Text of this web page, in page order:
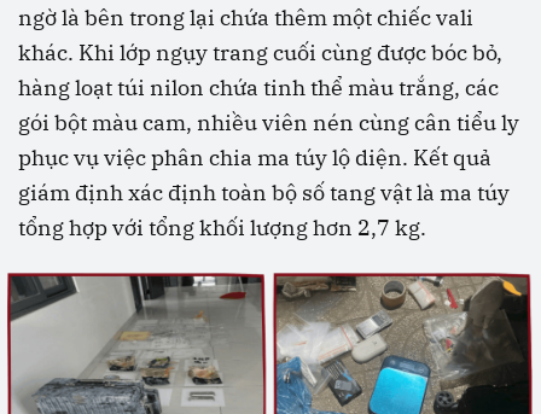
ngờ là bên trong lại chứa thêm một chiếc vali
khác. Khi lớp ngụy trang cuối cùng được bóc bỏ,
hàng loạt túi nilon chứa tinh thể màu trắng, các
gói bột màu cam, nhiều viên nén cùng cân tiểu ly
phục vụ việc phân chia ma túy lộ diện. Kết quả
giám định xác định toàn bộ số tang vật là ma túy
tổng hợp với tổng khối lượng hơn 2,7 kg.